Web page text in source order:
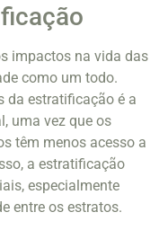
impactos na vida das
como um todo.
da estratificação é a
uma vez que os
têm menos acesso a
a estratificação
especialmente
entre os estratos.